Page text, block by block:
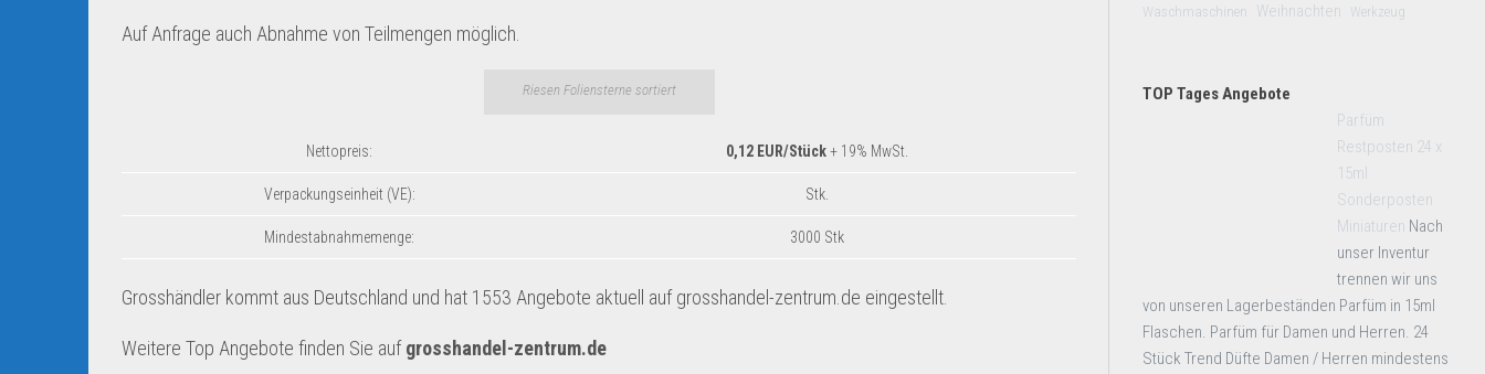
Auf Anfrage auch Abnahme von Teilmengen möglich.
Riesen Foliensterne sortiert
Nettopreis: 0,12 EUR/Stück+ 19% MwSt.
Verpackungseinheit (VE): Stk.
Mindestabnahmemenge: 3000 Stk
Grosshändler kommt aus Deutschland und hat 1553 Angebote aktuell auf grosshandel-zentrum.de eingestellt.
Weitere Top Angebote finden Sie aufgrosshandel-zentrum.de
Waschmaschinen Weihnachten Werkzeug
TOP Tages Angebote
Parfüm
Restposten 24 x
15ml
Sonderposten
Miniaturen Nach
unser Inventur
trennen wir uns
von unseren Lagerbeständen Parfüm in 15ml
Flaschen. Parfüm für Damen und Herren. 24
Stück Trend Düfte Damen / Herren mindestens